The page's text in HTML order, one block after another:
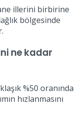
illerini birbirine
bölgesinde
ne kadar
%50 oranında
hızlanmasını